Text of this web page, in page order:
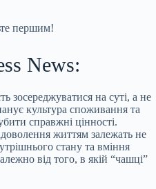
першим!
News:
зосереджуватися на суті, а не
культура споживання та
справжні цінності.
життям залежать не
стану та вміння
від того, в якій “чашці”